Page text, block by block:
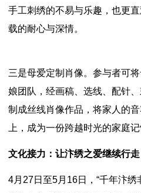
手工刺绣的不易与乐趣，也更
载的耐心与深情。
三是母爱定制肖像。参与者可
娘团队，经画稿、选线、配针
制成丝线肖像作品，将家人的
上，成为一份跨越时光的家庭记
文化接力：让汴绣之爱继续行走
4月27日至5月16日，“千年汴绣